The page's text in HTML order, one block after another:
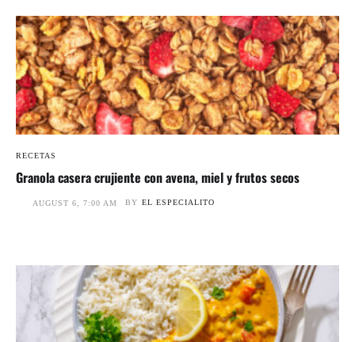
RECETAS
Granola casera crujiente con avena, miel y frutos secos
AUGUST 6, 7:00 AM BY EL ESPECIALITO